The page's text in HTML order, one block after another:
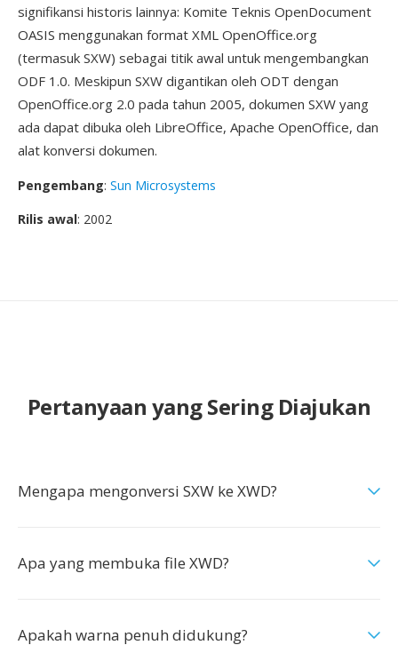
signifikansi historis lainnya: Komite Teknis OpenDocument
OASIS menggunakan format XML OpenOffice.org
(termasuk SXW) sebagai titik awal untuk mengembangkan
ODF 1.0. Meskipun SXW digantikan oleh ODT dengan
OpenOffice.org 2.0 pada tahun 2005, dokumen SXW yang
ada dapat dibuka oleh LibreOffice, Apache OpenOffice, dan
alat konversi dokumen.
Pengembang: Sun Microsystems
Rilis awal: 2002
Pertanyaan yang Sering Diajukan
Mengapa mengonversi SXW ke XWD?
Apa yang membuka file XWD?
Apakah warna penuh didukung?